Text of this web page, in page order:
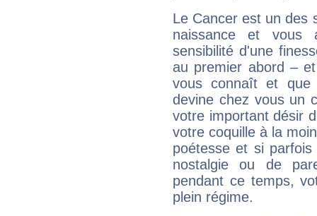
Le Cancer est un des
naissance et vous
sensibilité d'une
au premier abord –
vous connaît et
devine chez vous un
votre important désir
votre coquille à la
poétesse et si
nostalgie ou de
pendant ce temps,
plein régime.